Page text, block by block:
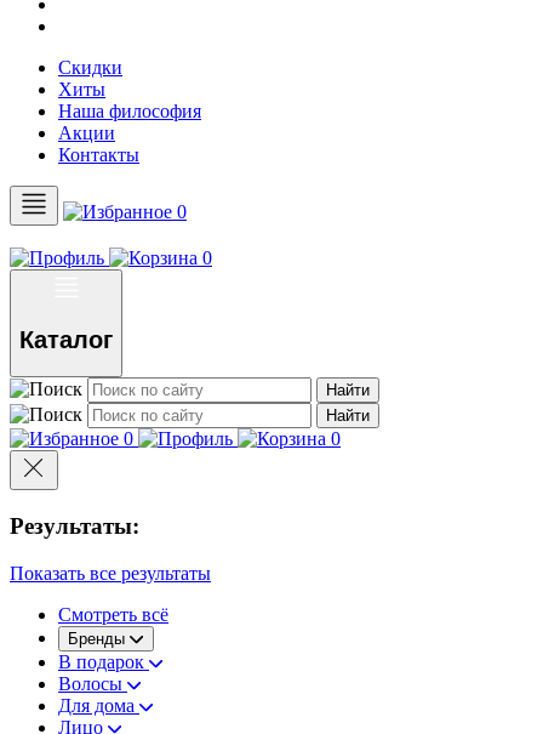
Скидки
Хиты
Наша философия
Акции
Контакты
0
0
Каталог
Найти
Найти
0 0
Результаты:
Показать все результаты
Смотреть всё
Бренды
В подарок
Волосы
Для дома
Лицо